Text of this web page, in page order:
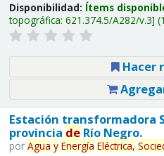
Disponibilidad: Ítems
topográfica: 621.374.5/A282/v.3
Hacer
Estación transformadora
provincia deRío Negro.
por Agua y Energía Eléctrica,